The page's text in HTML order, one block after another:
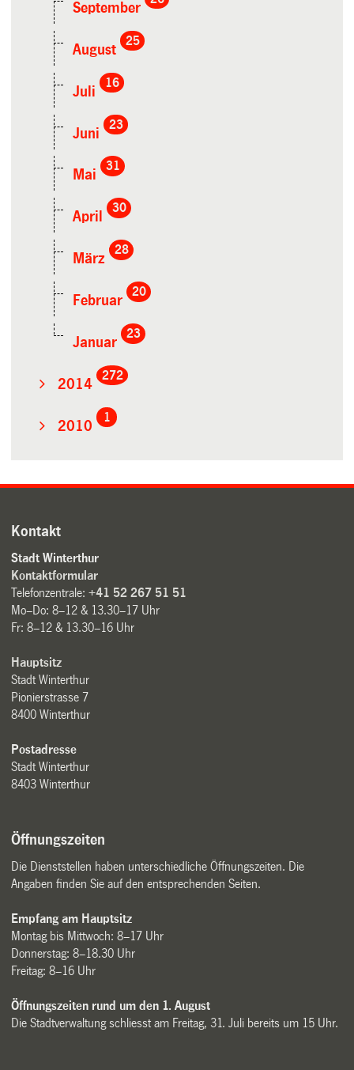
September
August
25
Juli
16
Juni
23
Mai
31
April
30
März
28
Februar
20
Januar
23
2014
272
2010
1
Kontakt
Stadt Winterthur
Kontaktformular
Telefonzentrale:+41 52 267 51 51
Mo–Do: 8–12 & 13.30–17 Uhr
Fr: 8–12 & 13.30–16 Uhr
Hauptsitz
Stadt Winterthur
Pionierstrasse 7
8400 Winterthur
Postadresse
Stadt Winterthur
8403 Winterthur
Öffnungszeiten
Die Dienststellen haben unterschiedliche Öffnungszeiten. Die
Angaben finden Sie auf den entsprechenden Seiten.
Empfang am Hauptsitz
Montag bis Mittwoch: 8–17 Uhr
Donnerstag: 8–18.30 Uhr
Freitag: 8–16 Uhr
Öffnungszeiten rund um den 1. August
Die Stadtverwaltung schliesst am Freitag, 31. Juli bereits um 15 Uhr.